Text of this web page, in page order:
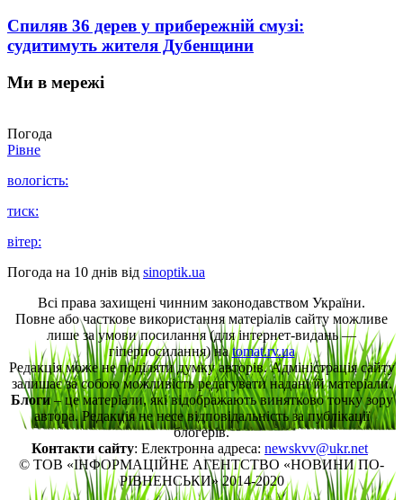
Спиляв 36 дерев у прибережній смузі:
судитимуть жителя Дубенщини
Ми в мережі
Погода
Рівне
вологість:
тиск:
вітер:
Погода на 10 днів від sinoptik.ua
Всі права захищені чинним законодавством України.
Повне або часткове використання матеріалів сайту можливе
лише за умови посилання (для інтернет-видань —
гіперпосилання) наtomat.rv.ua
Редакція може не поділяти думку авторів. Адміністрація сайту
залишає за собою можливість редагувати надані їй матеріали.
Блоги– це матеріали, які відображають винятково точку зору
автора. Редакція не несе відповідальність за публікації
блогерів.
Контакти сайту: Електронна адреса: newskvv@ukr.net
© ТОВ «ІНФОРМАЦІЙНЕ АГЕНТСТВО «НОВИНИ ПО-
РІВНЕНСЬКИ» 2014-2020